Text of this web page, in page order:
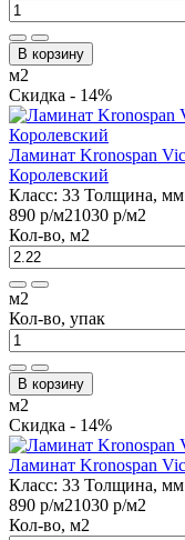
В корзину
м2
Скидка - 14%
Ламинат Kronospan
Королевский
Класс: 33 Толщина,
890 р/м21030 р/м2
Кол-во, м2
м2
Кол-во, упак
В корзину
м2
Скидка - 14%
Ламинат Kronospan
Класс: 33 Толщина,
890 р/м21030 р/м2
Кол-во, м2